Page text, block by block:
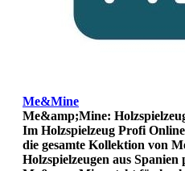
Me&Mine
Me&amp;Mine:
Im Holzspielzeug Profi
die gesamte Kollektion von
Holzspielzeugen aus